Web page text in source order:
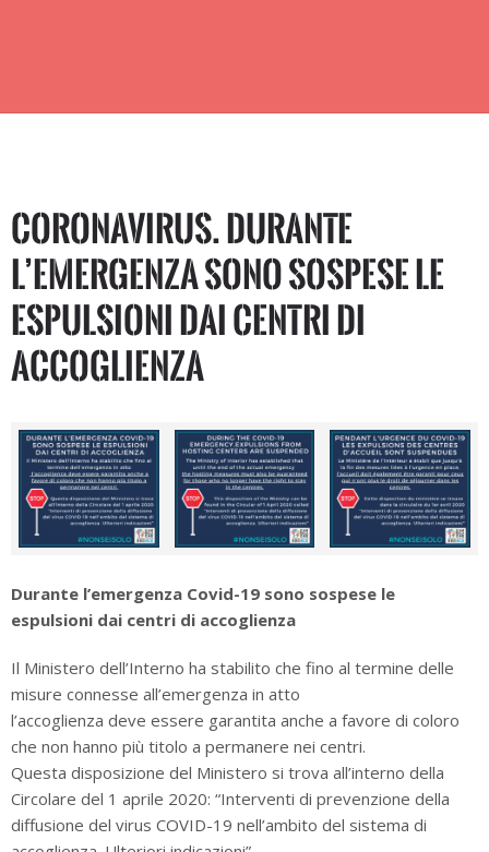
CORONAVIRUS. Durante
l’emergenza sono sospese le
espulsioni dai centri di
accoglienza
Durante l’emergenza Covid-19 sono sospese le
espulsioni dai centri di accoglienza
Il Ministero dell’Interno ha stabilito che fino al termine delle
misure connesse all’emergenza in atto
l’accoglienza deve essere garantita anche a favore di coloro
che non hanno più titolo a permanere nei centri.
Questa disposizione del Ministero si trova all’interno della
Circolare del 1 aprile 2020: “Interventi di prevenzione della
diffusione del virus COVID-19 nell’ambito del sistema di